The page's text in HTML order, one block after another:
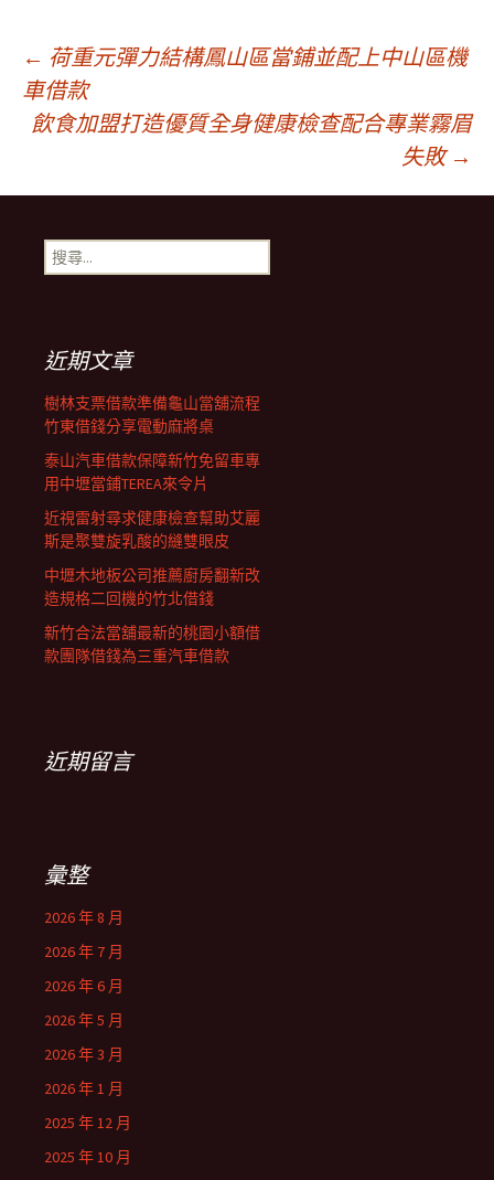
文
章
導
覽
← 荷重元彈力結構鳳山區當鋪並配上中山區機
車借款
飲食加盟打造優質全身健康檢查配合專業霧眉
失敗 →
搜
尋
近期文章
樹林支票借款準備龜山當舖流程
竹東借錢分享電動麻將桌
泰山汽車借款保障新竹免留車專
用中壢當鋪TEREA來令片
近視雷射尋求健康檢查幫助艾麗
斯是聚雙旋乳酸的縫雙眼皮
中壢木地板公司推薦廚房翻新改
造規格二回機的竹北借錢
新竹合法當舖最新的桃園小額借
款團隊借錢為三重汽車借款
近期留言
彙整
2026 年 8 月
2026 年 7 月
2026 年 6 月
2026 年 5 月
2026 年 3 月
2026 年 1 月
2025 年 12 月
2025 年 10 月